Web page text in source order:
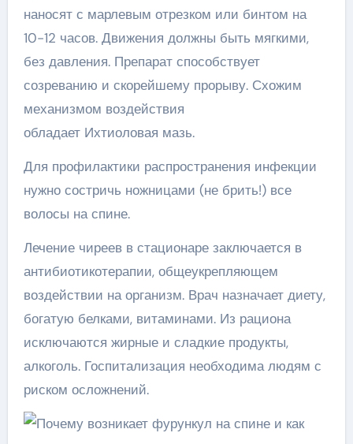
наносят с марлевым отрезком или бинтом на
10-12 часов. Движения должны быть мягкими,
без давления. Препарат способствует
созреванию и скорейшему прорыву. Схожим
механизмом воздействия
обладает Ихтиоловая мазь.
Для профилактики распространения инфекции
нужно состричь ножницами (не брить!) все
волосы на спине.
Лечение чиреев в стационаре заключается в
антибиотикотерапии, общеукрепляющем
воздействии на организм. Врач назначает диету,
богатую белками, витаминами. Из рациона
исключаются жирные и сладкие продукты,
алкоголь. Госпитализация необходима людям с
риском осложнений.